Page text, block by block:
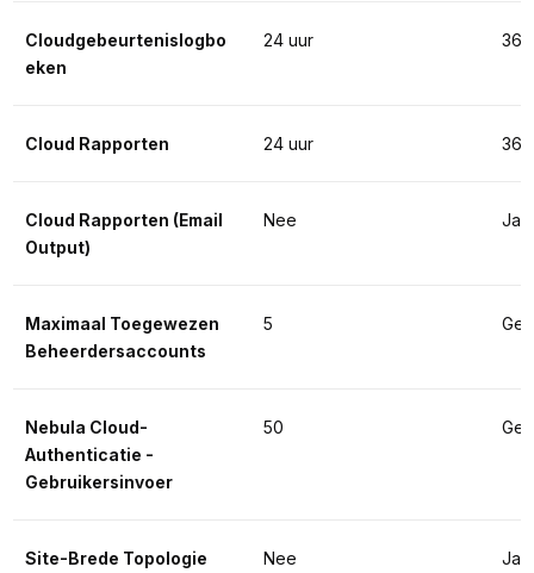
Cloudgebeurtenislogbo
eken
24 uur
Cloud Rapporten 24 uur
Cloud Rapporten (Email
Output)
Nee Ja
Maximaal Toegewezen
Beheerdersaccounts
5
Nebula Cloud-
Authenticatie -
Gebruikersinvoer
50
Site-Brede Topologie Nee Ja